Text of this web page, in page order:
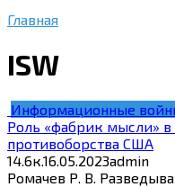
Главная
ISW
Информационные
Роль «фабрик мысли»
противоборства США
14.6к.16.05.2023admin
Ромачев Р. В.